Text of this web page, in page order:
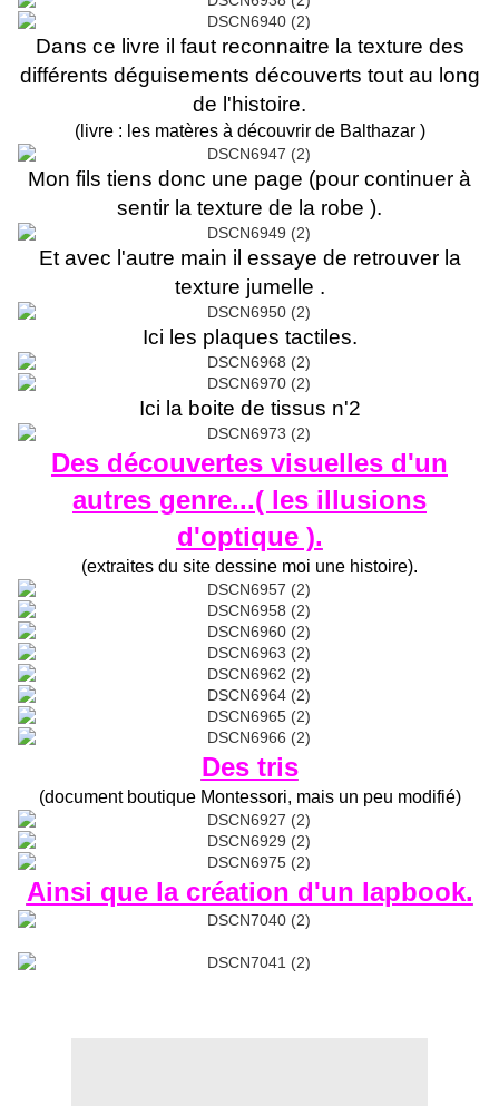
Dans ce livre il faut reconnaitre la texture des
différents déguisements découverts tout au long
de l'histoire.
(livre : les matères à découvrir de Balthazar )
Mon fils tiens donc une page (pour continuer à
sentir la texture de la robe ).
Et avec l'autre main il essaye de retrouver la
texture jumelle .
Ici les plaques tactiles.
Ici la boite de tissus n'2
Des découvertes visuelles d'un
autres genre...( les illusions
d'optique ).
(extraites du site dessine moi une histoire).
Des tris
(document boutique Montessori, mais un peu modifié)
Ainsi que la création d'un lapbook.